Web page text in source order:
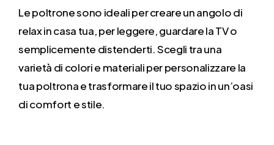
Le poltrone sono ideali per creare un angolo di
relax in casa tua, per leggere, guardare la TV o
semplicemente distenderti. Scegli tra una
varietà di colori e materiali per personalizzare la
tua poltrona e trasformare il tuo spazio in un’oasi
di comfort e stile.